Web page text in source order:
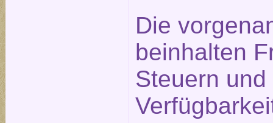
Die
beinhalten
Steuern